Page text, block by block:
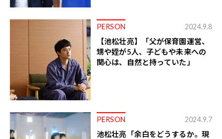
PERSON 2024.9.8
【池松壮亮】「父が保育園運営、
甥や姪が5人、子どもや未来への
関心は、自然と持っていた」
PERSON 2024.9.7
池松壮亮「余白をどうするか。現